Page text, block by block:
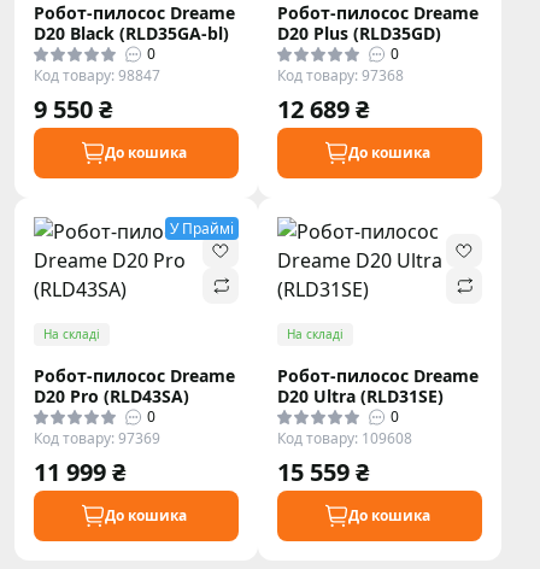
Робот-пилосос Dreame
D20 Black (RLD35GA-bl)
0
Код товару: 98847
9 550 ₴
До кошика
Робот-пилосос Dreame
D20 Plus (RLD35GD)
0
Код товару: 97368
12 689 ₴
До кошика
У Праймі
На складі
Робот-пилосос Dreame
D20 Pro (RLD43SA)
0
Код товару: 97369
11 999 ₴
До кошика
На складі
Робот-пилосос Dreame
D20 Ultra (RLD31SE)
0
Код товару: 109608
15 559 ₴
До кошика